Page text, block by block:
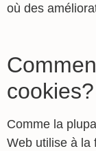
où des
cookies?
Comme la
Web utilise à la